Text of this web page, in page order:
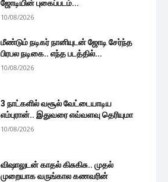
ஜோடியின் புகைப்படம்...
10/08/2026
மீண்டும் நடிகர் நானியுடன் ஜோடி சேர்ந்த
பிரபல நடிகை.. எந்த படத்தில்...
10/08/2026
3 நாட்களில் வசூல் வேட்டையாடிய
எம்புரான்.. இதுவரை எவ்வளவு தெரியுமா
10/08/2026
விஷாலுடன் காதல் கிசுகிசு.. முதல்
முறையாக வருங்கால கணவரின்